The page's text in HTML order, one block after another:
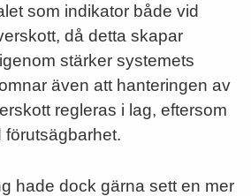
som indikator både vid
då detta skapar
stärker systemets
även att hanteringen av
regleras i lag, eftersom
förutsägbarhet.
hade dock gärna sett en mer